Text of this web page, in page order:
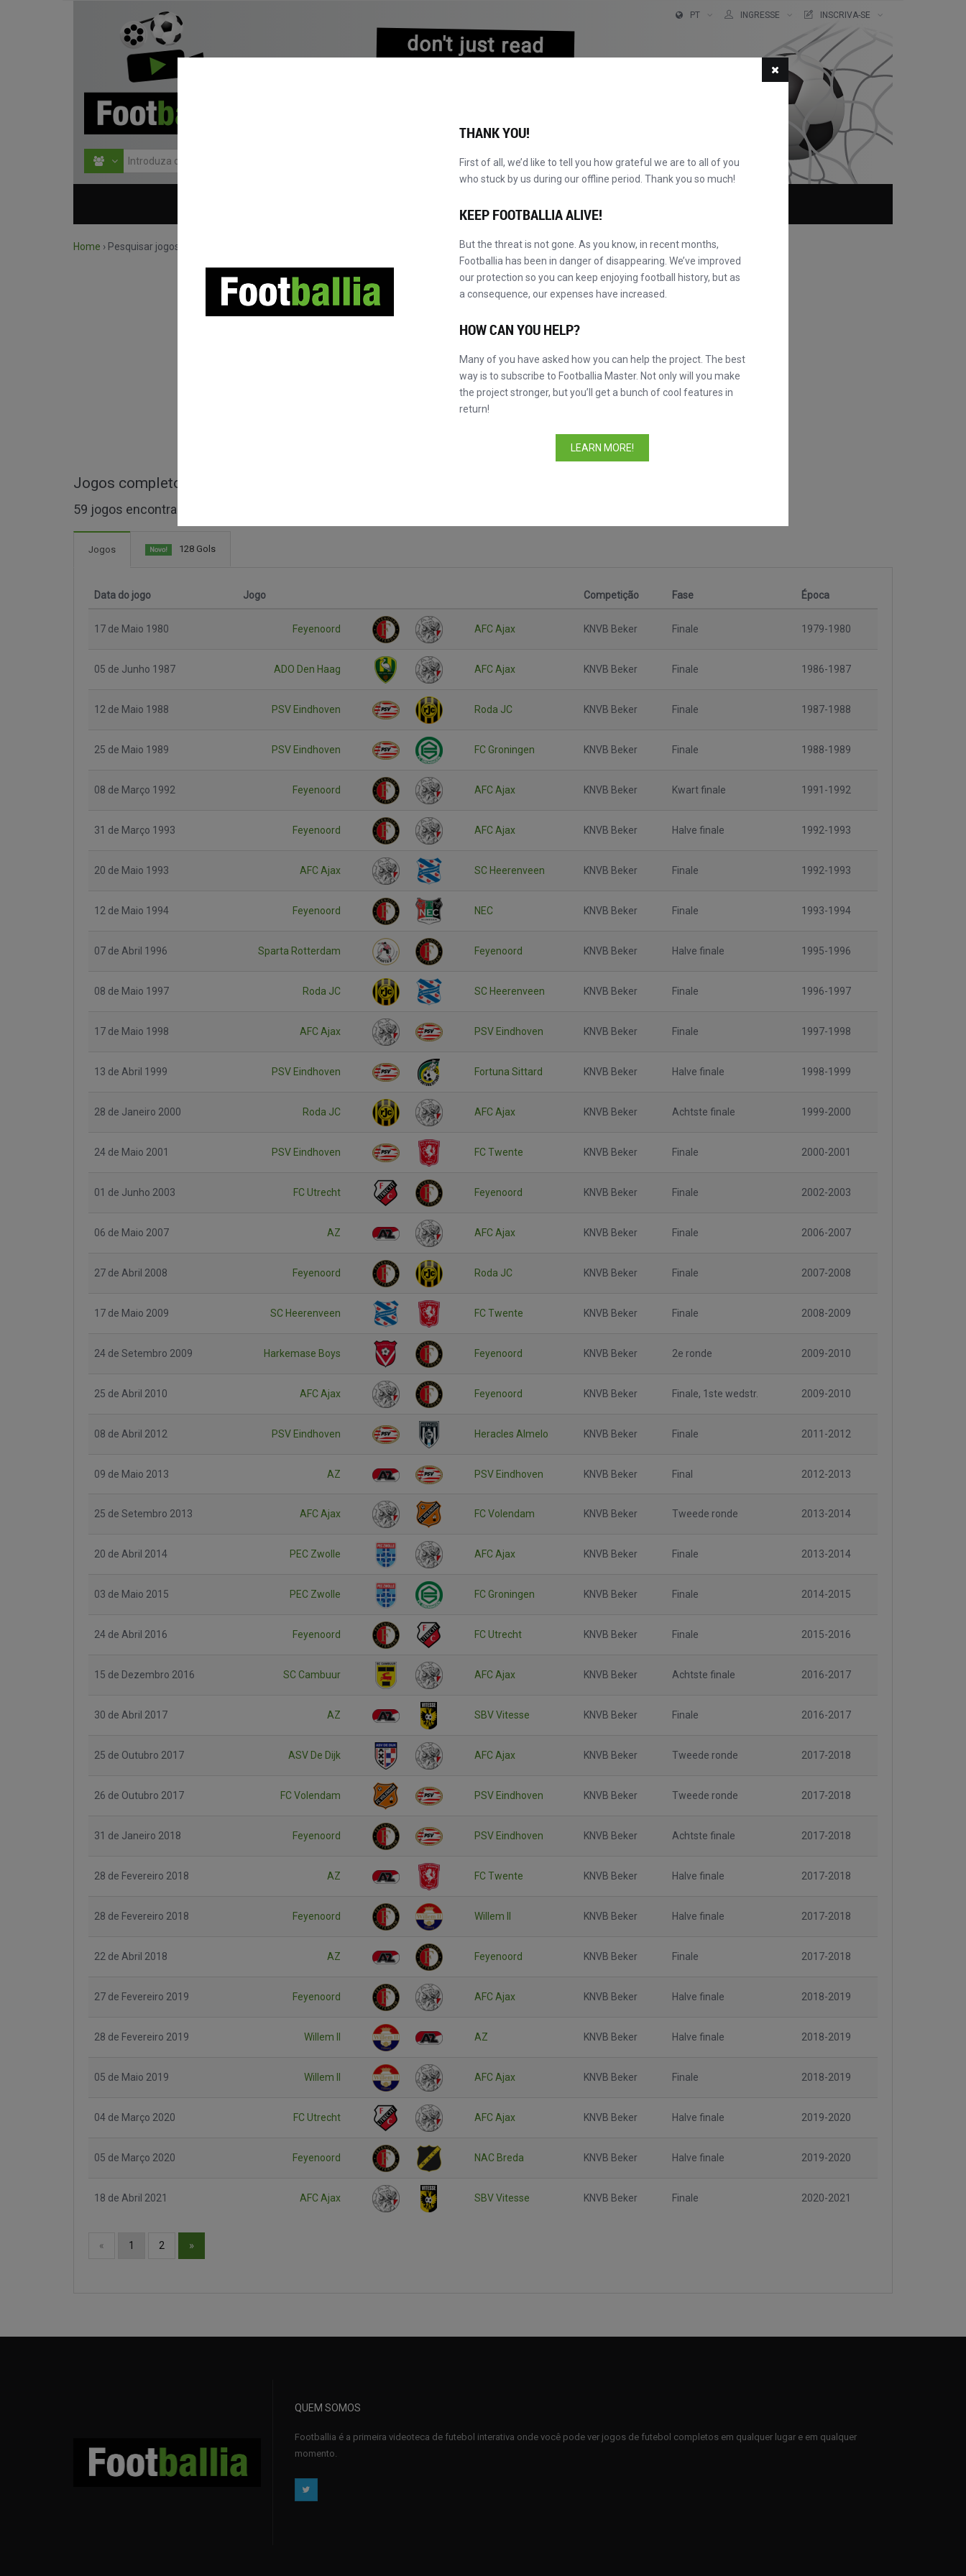
don't just read
PT INGRESSE INSCRIVA-SE
Home › Pesquisar jogos por competição
Jogos completos de KNVB Beker
59 jogos encontrados
Jogos Novo! 128 Gols
Data do jogo Jogo Competição Fase Época
17 de Maio 1980 Feyenoord AFC Ajax KNVB Beker Finale 1979-1980
05 de Junho 1987 ADO Den Haag AFC Ajax KNVB Beker Finale 1986-1987
12 de Maio 1988 PSV Eindhoven Roda JC KNVB Beker Finale 1987-1988
25 de Maio 1989 PSV Eindhoven FC Groningen KNVB Beker Finale 1988-1989
08 de Março 1992 Feyenoord AFC Ajax KNVB Beker Kwart finale 1991-1992
31 de Março 1993 Feyenoord AFC Ajax KNVB Beker Halve finale 1992-1993
20 de Maio 1993 AFC Ajax SC Heerenveen KNVB Beker Finale 1992-1993
12 de Maio 1994 Feyenoord NEC KNVB Beker Finale 1993-1994
07 de Abril 1996 Sparta Rotterdam Feyenoord KNVB Beker Halve finale 1995-1996
08 de Maio 1997 Roda JC SC Heerenveen KNVB Beker Finale 1996-1997
17 de Maio 1998 AFC Ajax PSV Eindhoven KNVB Beker Finale 1997-1998
13 de Abril 1999 PSV Eindhoven Fortuna Sittard KNVB Beker Halve finale 1998-1999
28 de Janeiro 2000 Roda JC AFC Ajax KNVB Beker Achtste finale 1999-2000
24 de Maio 2001 PSV Eindhoven FC Twente KNVB Beker Finale 2000-2001
01 de Junho 2003 FC Utrecht Feyenoord KNVB Beker Finale 2002-2003
06 de Maio 2007 AZ AFC Ajax KNVB Beker Finale 2006-2007
27 de Abril 2008 Feyenoord Roda JC KNVB Beker Finale 2007-2008
17 de Maio 2009 SC Heerenveen FC Twente KNVB Beker Finale 2008-2009
24 de Setembro 2009 Harkemase Boys Feyenoord KNVB Beker 2e ronde 2009-2010
25 de Abril 2010 AFC Ajax Feyenoord KNVB Beker Finale, 1ste wedstr. 2009-2010
08 de Abril 2012 PSV Eindhoven Heracles Almelo KNVB Beker Finale 2011-2012
09 de Maio 2013 AZ PSV Eindhoven KNVB Beker Final 2012-2013
25 de Setembro 2013 AFC Ajax FC Volendam KNVB Beker Tweede ronde 2013-2014
20 de Abril 2014 PEC Zwolle AFC Ajax KNVB Beker Finale 2013-2014
03 de Maio 2015 PEC Zwolle FC Groningen KNVB Beker Finale 2014-2015
24 de Abril 2016 Feyenoord FC Utrecht KNVB Beker Finale 2015-2016
15 de Dezembro 2016 SC Cambuur AFC Ajax KNVB Beker Achtste finale 2016-2017
30 de Abril 2017 AZ SBV Vitesse KNVB Beker Finale 2016-2017
25 de Outubro 2017 ASV De Dijk AFC Ajax KNVB Beker Tweede ronde 2017-2018
26 de Outubro 2017 FC Volendam PSV Eindhoven KNVB Beker Tweede ronde 2017-2018
31 de Janeiro 2018 Feyenoord PSV Eindhoven KNVB Beker Achtste finale 2017-2018
28 de Fevereiro 2018 AZ FC Twente KNVB Beker Halve finale 2017-2018
28 de Fevereiro 2018 Feyenoord Willem II KNVB Beker Halve finale 2017-2018
22 de Abril 2018 AZ Feyenoord KNVB Beker Finale 2017-2018
27 de Fevereiro 2019 Feyenoord AFC Ajax KNVB Beker Halve finale 2018-2019
28 de Fevereiro 2019 Willem II AZ KNVB Beker Halve finale 2018-2019
05 de Maio 2019 Willem II AFC Ajax KNVB Beker Finale 2018-2019
04 de Março 2020 FC Utrecht AFC Ajax KNVB Beker Halve finale 2019-2020
05 de Março 2020 Feyenoord NAC Breda KNVB Beker Halve finale 2019-2020
18 de Abril 2021 AFC Ajax SBV Vitesse KNVB Beker Finale 2020-2021
« 1 2 »
QUEM SOMOS
Footballia é a primeira videoteca de futebol interativa onde você pode ver jogos de futebol completos em qualquer lugar e em qualquer
momento.
THANK YOU!
First of all, we’d like to tell you how grateful we are to all of you
who stuck by us during our offline period. Thank you so much!
KEEP FOOTBALLIA ALIVE!
But the threat is not gone. As you know, in recent months,
Footballia has been in danger of disappearing. We’ve improved
our protection so you can keep enjoying football history, but as
a consequence, our expenses have increased.
HOW CAN YOU HELP?
Many of you have asked how you can help the project. The best
way is to subscribe to Footballia Master. Not only will you make
the project stronger, but you’ll get a bunch of cool features in
return!
LEARN MORE!